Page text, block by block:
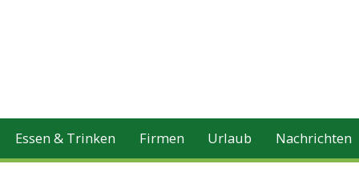
Essen & Trinken Firmen Urlaub Nachrichten